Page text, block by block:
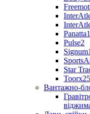
Panatta
Pulse2
Signum
Star
Toorx25
Вантажно-